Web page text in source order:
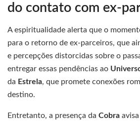
do contato com ex-
A espiritualidade alerta que o
para o retorno de ex-parceiros, que
e percepções distorcidas sobre o
entregar essas pendências ao
da Estrela, que promete conexões
destino.
Entretanto, a presença da Cobra